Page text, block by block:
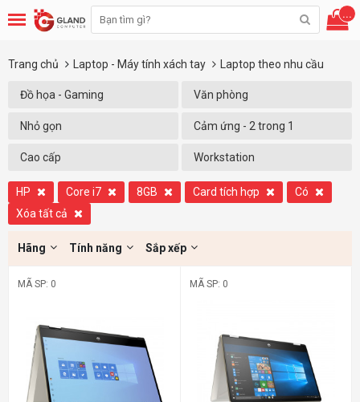
...
Trang chủ Laptop - Máy tính xách tay Laptop theo nhu cầu
Đồ họa - Gaming Văn phòng
Nhỏ gọn Cảm ứng - 2 trong 1
Cao cấp Workstation
HP Core i7 8GB Card tích hợp
Có
Xóa tất cả
Hãng Tính năng Sắp xếp
MÃ SP: 0 MÃ SP: 0